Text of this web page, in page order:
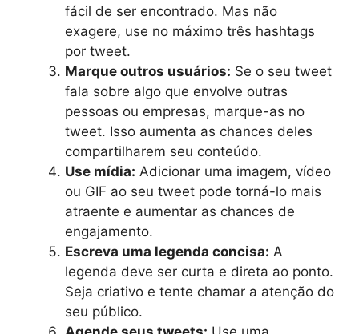
fácil de ser encontrado. Mas não
exagere, use no máximo três hashtags
por tweet.
Marque outros usuários: Se o seu tweet
fala sobre algo que envolve outras
pessoas ou empresas, marque-as no
tweet. Isso aumenta as chances deles
compartilharem seu conteúdo.
Use mídia: Adicionar uma imagem, vídeo
ou GIF ao seu tweet pode torná-lo mais
atraente e aumentar as chances de
engajamento.
Escreva uma legenda concisa: A
legenda deve ser curta e direta ao ponto.
Seja criativo e tente chamar a atenção do
seu público.